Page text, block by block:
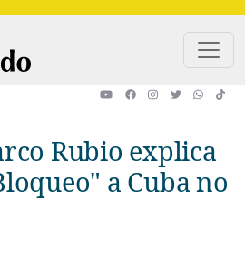
Rubio explica
a Cuba no